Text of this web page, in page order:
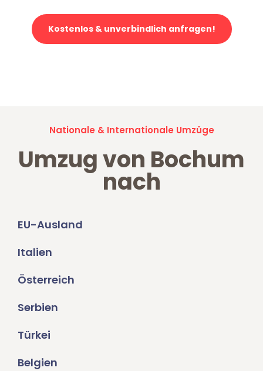
Kostenlos & unverbindlich anfragen!
Nationale & Internationale Umzüge
Umzug von Bochum
nach
EU-Ausland
Italien
Österreich
Serbien
Türkei
Belgien